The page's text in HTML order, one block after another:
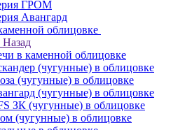
ГРОМ
Авангард
облицовке
Назад
в каменной облицовке
(чугунные) в облицовке
(чугунные) в облицовке
(чугунные) в облицовке
ЗК (чугунные) в облицовке
(чугунные) в облицовке